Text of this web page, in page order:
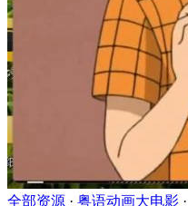
全部资源 · 粤语动画大电影 ·